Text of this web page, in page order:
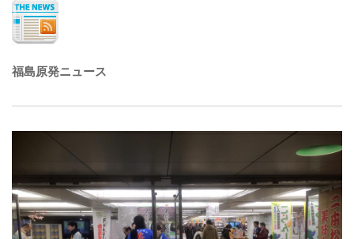
福島原発ニュース